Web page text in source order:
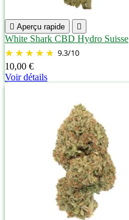
 Aperçu rapide 
White Shark CBD Hydro Suisse
9.3/10
10,00 €
Voir détails